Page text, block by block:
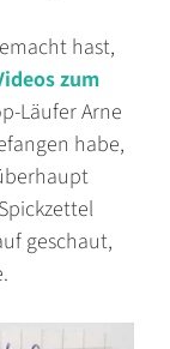
hast,
zum
Läufer Arne
habe,
geschaut,